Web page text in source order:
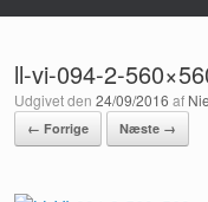
ll-vi-094-2-
Udgivet den 24/09/2016 af
← Forrige Næste →